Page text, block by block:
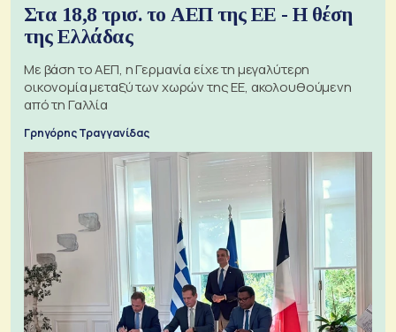
Στα 18,8 τρισ. το ΑΕΠ της ΕΕ - Η θέση
της Ελλάδας
Με βάση το ΑΕΠ, η Γερμανία είχε τη μεγαλύτερη
οικονομία μεταξύ των χωρών της ΕΕ, ακολουθούμενη
από τη Γαλλία
Γρηγόρης Τραγγανίδας